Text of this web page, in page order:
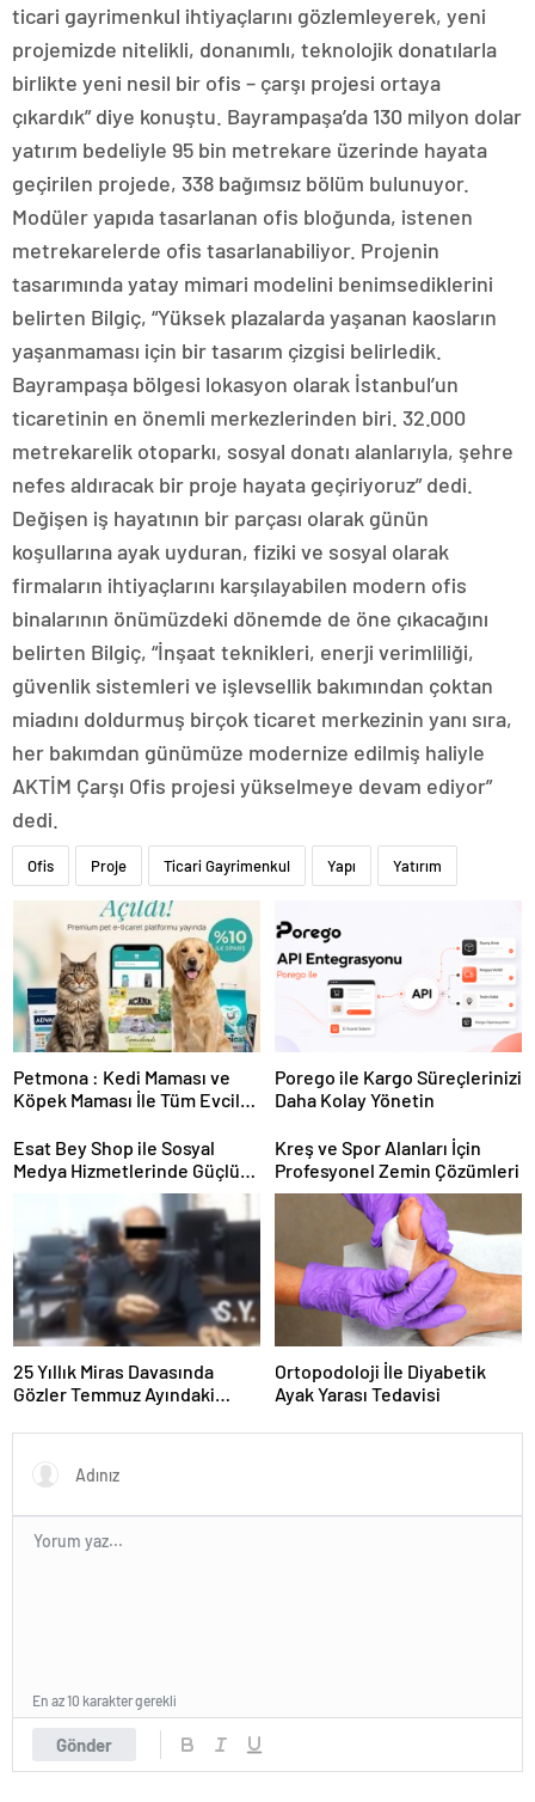
ticari gayrimenkul ihtiyaçlarını gözlemleyerek, yeni
projemizde nitelikli, donanımlı, teknolojik donatılarla
birlikte yeni nesil bir ofis – çarşı projesi ortaya
çıkardık” diye konuştu. Bayrampaşa’da 130 milyon dolar
yatırım bedeliyle 95 bin metrekare üzerinde hayata
geçirilen projede, 338 bağımsız bölüm bulunuyor.
Modüler yapıda tasarlanan ofis bloğunda, istenen
metrekarelerde ofis tasarlanabiliyor. Projenin
tasarımında yatay mimari modelini benimsediklerini
belirten Bilgiç, “Yüksek plazalarda yaşanan kaosların
yaşanmaması için bir tasarım çizgisi belirledik.
Bayrampaşa bölgesi lokasyon olarak İstanbul’un
ticaretinin en önemli merkezlerinden biri. 32.000
metrekarelik otoparkı, sosyal donatı alanlarıyla, şehre
nefes aldıracak bir proje hayata geçiriyoruz” dedi.
Değişen iş hayatının bir parçası olarak günün
koşullarına ayak uyduran, fiziki ve sosyal olarak
firmaların ihtiyaçlarını karşılayabilen modern ofis
binalarının önümüzdeki dönemde de öne çıkacağını
belirten Bilgiç, “İnşaat teknikleri, enerji verimliliği,
güvenlik sistemleri ve işlevsellik bakımından çoktan
miadını doldurmuş birçok ticaret merkezinin yanı sıra,
her bakımdan günümüze modernize edilmiş haliyle
AKTİM Çarşı Ofis projesi yükselmeye devam ediyor”
dedi.
Ofis Proje Ticari Gayrimenkul Yapı Yatırım
Petmona : Kedi Maması ve
Köpek Maması İle Tüm Evcil
Porego ile Kargo Süreçlerinizi
Daha Kolay Yönetin
Esat Bey Shop ile Sosyal
Medya Hizmetlerinde Güçlü
Kreş ve Spor Alanları İçin
Profesyonel Zemin Çözümleri
25 Yıllık Miras Davasında
Gözler Temmuz Ayındaki
Ortopodoloji İle Diyabetik
Ayak Yarası Tedavisi
Gönder
En az 10 karakter gerekli